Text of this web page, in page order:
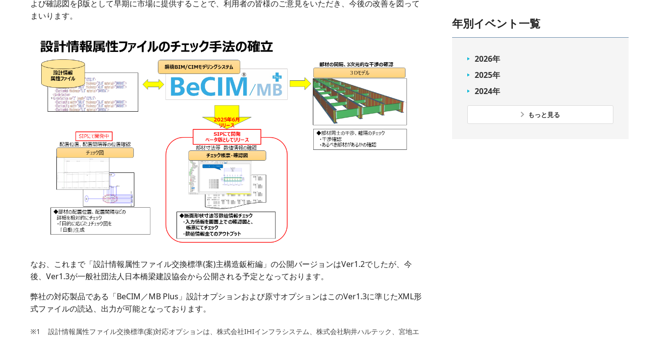
よび確認図をβ版として早期に市場に提供することで、利用者の皆様のご意見をいただき、今後の改善を図って
まいります。
なお、これまで「設計情報属性ファイル交換標準(案)主構造鈑桁編」の公開バージョンはVer1.2でしたが、今
後、Ver1.3が一般社団法人日本橋梁建設協会から公開される予定となっております。
弊社の対応製品である「BeCIM／MB Plus」設計オプションおよび原寸オプションはこのVer1.3に準じたXML形
式ファイルの読込、出力が可能となっております。
設計情報属性ファイル交換標準(案)対応オプションは、株式会社IHIインフラシステム、株式会社駒井ハルテック、宮地エ
年別イベント一覧
2026年
2025年
2024年
もっと見る